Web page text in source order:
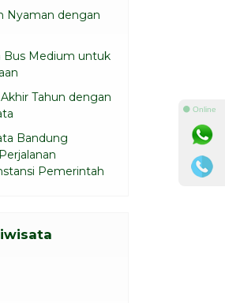
Nyaman dengan
Bus Medium untuk
Tahun dengan
Bandung
Pemerintah
⚫ Online